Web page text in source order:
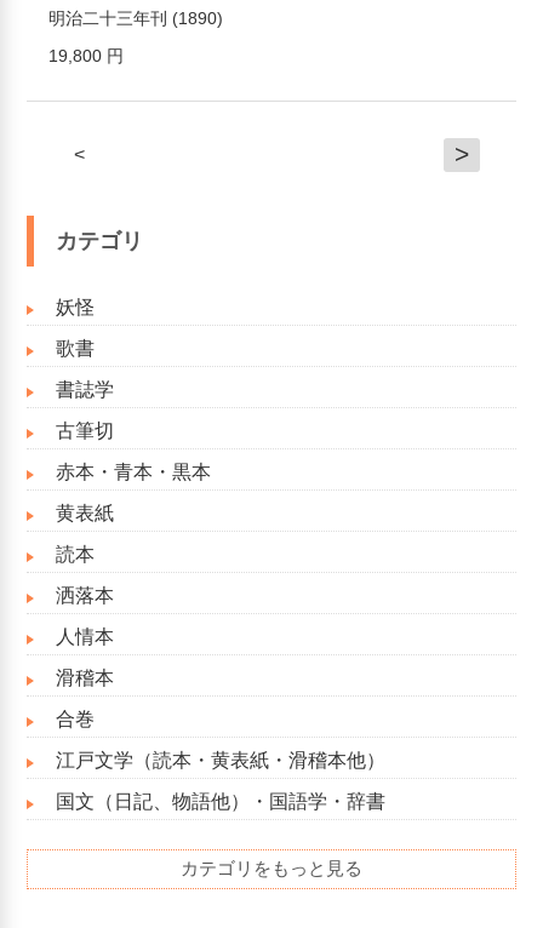
明治二十三年刊 (1890)
19,800 円
< >
カテゴリ
妖怪
歌書
書誌学
古筆切
赤本・青本・黒本
黄表紙
読本
洒落本
人情本
滑稽本
合巻
江戸文学（読本・黄表紙・滑稽本他）
国文（日記、物語他）・国語学・辞書
カテゴリをもっと見る